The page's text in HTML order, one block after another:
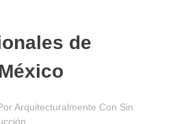
de
Arquitecturalmente Con Sin